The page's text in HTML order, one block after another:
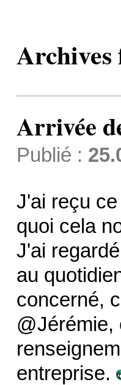
Arrivée
Publié :
J'ai reçu
quoi cela
J'ai
au
concerné,
@Jérémie,
entreprise.